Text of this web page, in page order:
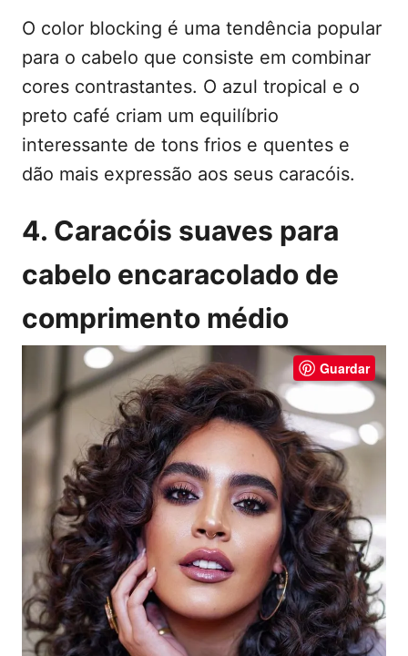
O color blocking é uma tendência popular
para o cabelo que consiste em combinar
cores contrastantes. O azul tropical e o
preto café criam um equilíbrio
interessante de tons frios e quentes e
dão mais expressão aos seus caracóis.
4. Caracóis suaves para
cabelo encaracolado de
comprimento médio
Guardar